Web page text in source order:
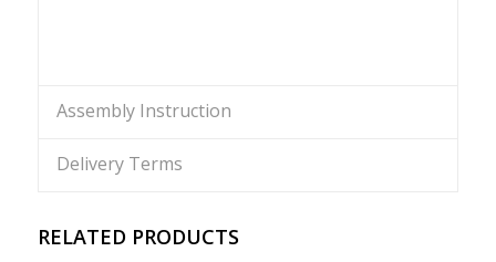
Assembly Instruction
Delivery Terms
RELATED PRODUCTS